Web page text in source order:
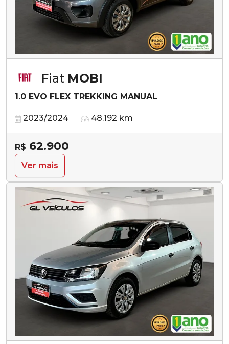
Fiat MOBI
1.0 EVO FLEX TREKKING MANUAL
2023/2024 48.192 km
R$ 62.900
Ver mais